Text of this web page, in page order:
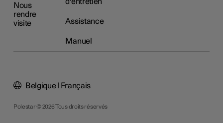
Nous
rendre
visite
d'entretien
Assistance
Manuel
Polestar © 2026 Tous droits réservés
Belgique | Français